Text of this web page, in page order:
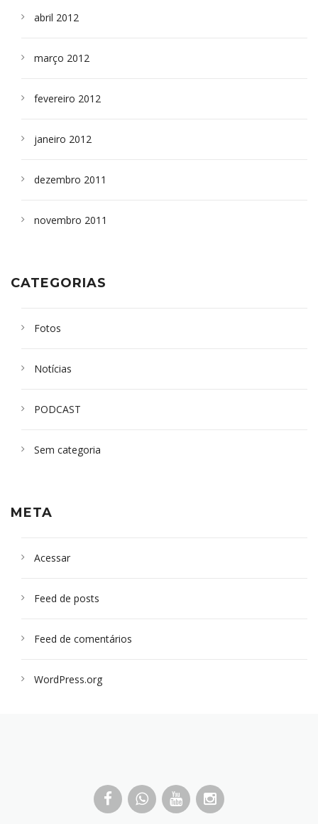
abril 2012
março 2012
fevereiro 2012
janeiro 2012
dezembro 2011
novembro 2011
CATEGORIAS
Fotos
Notícias
PODCAST
Sem categoria
META
Acessar
Feed de posts
Feed de comentários
WordPress.org